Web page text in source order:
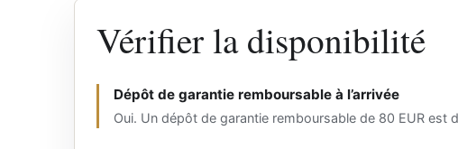
Vérifier la disponibilité
Dépôt de garantie remboursable à l’arrivée
Oui. Un dépôt de garantie remboursable de 80 EUR est